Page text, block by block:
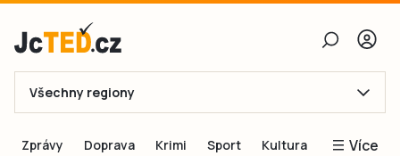
E-mail
Všechny regiony
Zprávy Doprava Krimi Sport Kultura Více